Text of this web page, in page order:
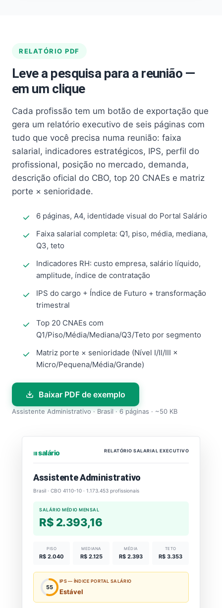
RELATÓRIO PDF
Leve a pesquisa para a reunião —
em um clique
Cada profissão tem um botão de exportação que
gera um relatório executivo de seis páginas com
tudo que você precisa numa reunião: faixa
salarial, indicadores estratégicos, IPS, perfil do
profissional, posição no mercado, demanda,
descrição oficial do CBO, top 20 CNAEs e matriz
porte × senioridade.
6 páginas, A4, identidade visual do Portal Salário
Faixa salarial completa: Q1, piso, média, mediana,
Q3, teto
Indicadores RH: custo empresa, salário líquido,
amplitude, índice de contratação
IPS do cargo + Índice de Futuro + transformação
trimestral
Top 20 CNAEs com
Q1/Piso/Média/Mediana/Q3/Teto por segmento
Matriz porte × senioridade (Nível I/II/III ×
Micro/Pequena/Média/Grande)
Baixar PDF de exemplo
Assistente Administrativo · Brasil · 6 páginas · ~50 KB
⏐⏐⏐ salário RELATÓRIO SALARIAL EXECUTIVO
Assistente Administrativo
Brasil · CBO 4110-10 · 1.173.453 profissionais
SALÁRIO MÉDIO MENSAL
R$ 2.393,16
PISO
R$ 2.040
MEDIANA
R$ 2.125
MÉDIA
R$ 2.393
TETO
R$ 3.353
55
IPS — ÍNDICE PORTAL SALÁRIO
Estável